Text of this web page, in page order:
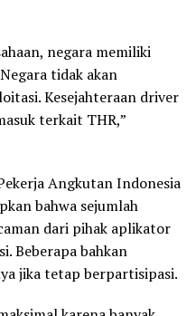
negara memiliki
tidak akan
Kesejahteraan driver
terkait THR,”
Angkutan Indonesia
bahwa sejumlah
dari pihak aplikator
Beberapa bahkan
jika tetap berpartisipasi.